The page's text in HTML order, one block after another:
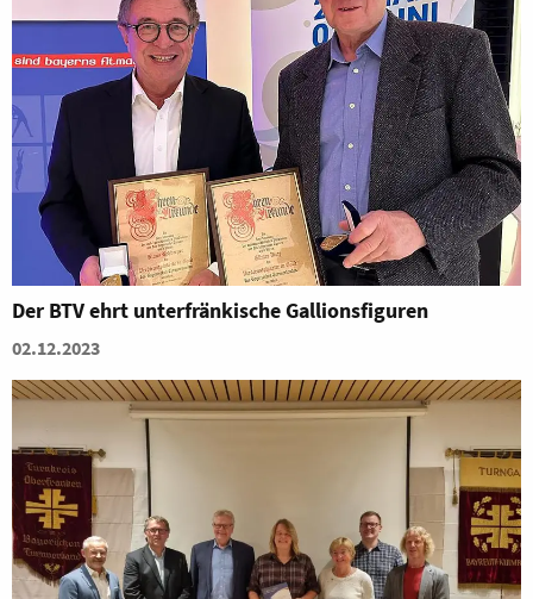
Der BTV ehrt unterfränkische Gallionsfiguren
02.12.2023